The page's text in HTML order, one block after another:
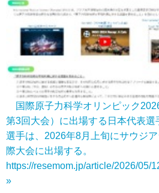
国際原子力科学オリンピック
第3回大会）に出場する日本代表
選手は、2026年8月上旬にサウジ
際大会に出場する。
https://resemom.jp/article/2026/05/
»